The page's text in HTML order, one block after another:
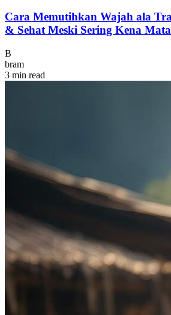
Cara Memutihkan Wajah ala
& Sehat Meski Sering Kena
B
bram
3 min read